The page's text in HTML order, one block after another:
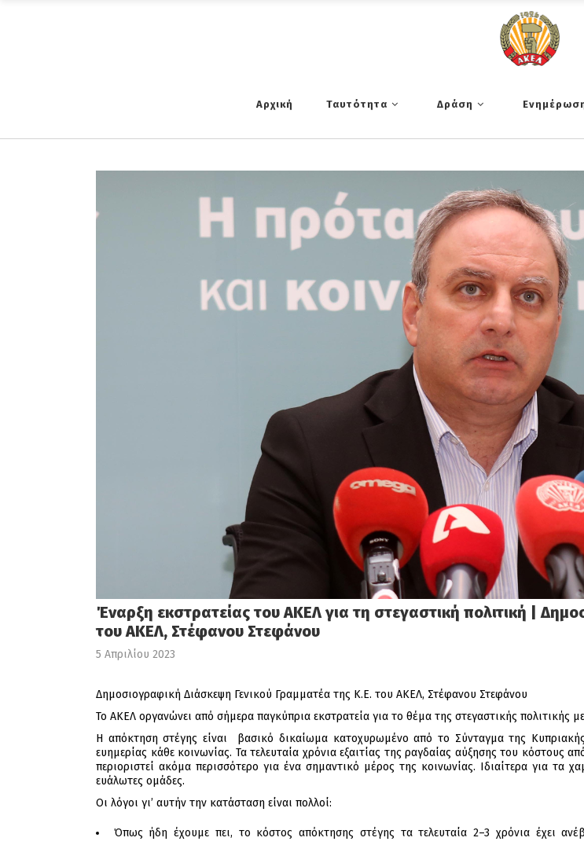
Αρχική Ταυτότητα Δράση
Έναρξη εκστρατείας του ΑΚΕΛ για τη στεγαστική πολιτική |
του ΑΚΕΛ, Στέφανου Στεφάνου
5 Απριλίου 2023
Δημοσιογραφική Διάσκεψη Γενικού Γραμματέα της Κ.Ε. του ΑΚΕΛ, Στέφανου Στεφάνου
Το ΑΚΕΛ οργανώνει από σήμερα παγκύπρια εκστρατεία για το θέμα της στεγαστικής πολιτικής
Η απόκτηση στέγης είναι βασικό δικαίωμα κατοχυρωμένο από το Σύνταγμα της
ευημερίας κάθε κοινωνίας. Τα τελευταία χρόνια εξαιτίας της ραγδαίας αύξησης του κόστους
περιοριστεί ακόμα περισσότερο για ένα σημαντικό μέρος της κοινωνίας. Ιδιαίτερα για τα
ευάλωτες ομάδες.
Οι λόγοι γι’ αυτήν την κατάσταση είναι πολλοί:
Όπως ήδη έχουμε πει, το κόστος απόκτησης στέγης τα τελευταία 2–3 χρόνια έχει